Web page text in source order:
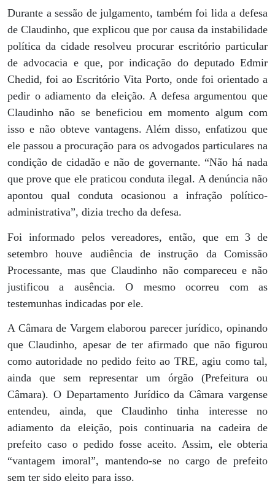
Durante a sessão de julgamento, também foi lida a defesa
de Claudinho, que explicou que por causa da instabilidade
política da cidade resolveu procurar escritório particular
de advocacia e que, por indicação do deputado Edmir
Chedid, foi ao Escritório Vita Porto, onde foi orientado a
pedir o adiamento da eleição. A defesa argumentou que
Claudinho não se beneficiou em momento algum com
isso e não obteve vantagens. Além disso, enfatizou que
ele passou a procuração para os advogados particulares na
condição de cidadão e não de governante. “Não há nada
que prove que ele praticou conduta ilegal. A denúncia não
apontou qual conduta ocasionou a infração político-
administrativa”, dizia trecho da defesa.
Foi informado pelos vereadores, então, que em 3 de
setembro houve audiência de instrução da Comissão
Processante, mas que Claudinho não compareceu e não
justificou a ausência. O mesmo ocorreu com as
testemunhas indicadas por ele.
A Câmara de Vargem elaborou parecer jurídico, opinando
que Claudinho, apesar de ter afirmado que não figurou
como autoridade no pedido feito ao TRE, agiu como tal,
ainda que sem representar um órgão (Prefeitura ou
Câmara). O Departamento Jurídico da Câmara vargense
entendeu, ainda, que Claudinho tinha interesse no
adiamento da eleição, pois continuaria na cadeira de
prefeito caso o pedido fosse aceito. Assim, ele obteria
“vantagem imoral”, mantendo-se no cargo de prefeito
sem ter sido eleito para isso.